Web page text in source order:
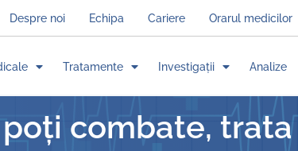
Despre noi Echipa Cariere Orarul medicilor
Tratamente Investigații Analize
combate, trata